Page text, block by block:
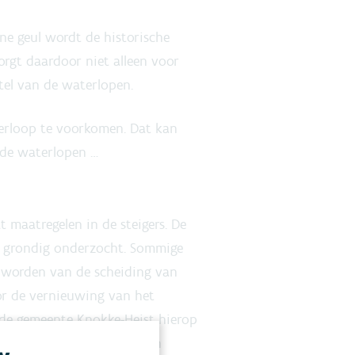
geul wordt de historische
daardoor niet alleen voor
van de waterlopen.
te voorkomen. Dat kan
waterlopen …
in de steigers. De
onderzocht. Sommige
van de scheiding van
de vernieuwing van het
gemeente Knokke-Heist hierop
voorzien. In de context van